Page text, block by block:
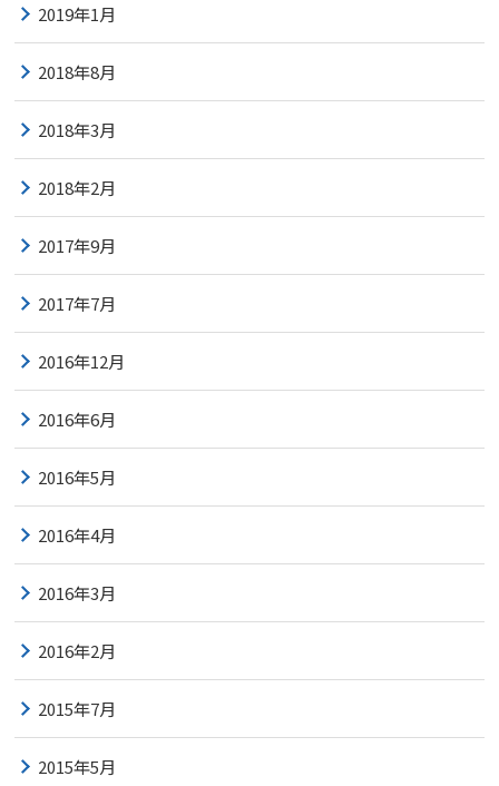
2019年1月
2018年8月
2018年3月
2018年2月
2017年9月
2017年7月
2016年12月
2016年6月
2016年5月
2016年4月
2016年3月
2016年2月
2015年7月
2015年5月